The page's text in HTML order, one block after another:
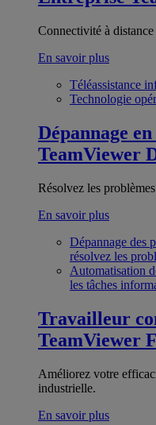
Connectivité à
En savoir plus
Téléassistance
Technologie
Dépannage
TeamViewer
Résolvez les
En savoir plus
Dépannage des
résolvez les
Automatisation
les tâches
Travailleur
TeamViewer
Améliorez votre
industrielle.
En savoir plus